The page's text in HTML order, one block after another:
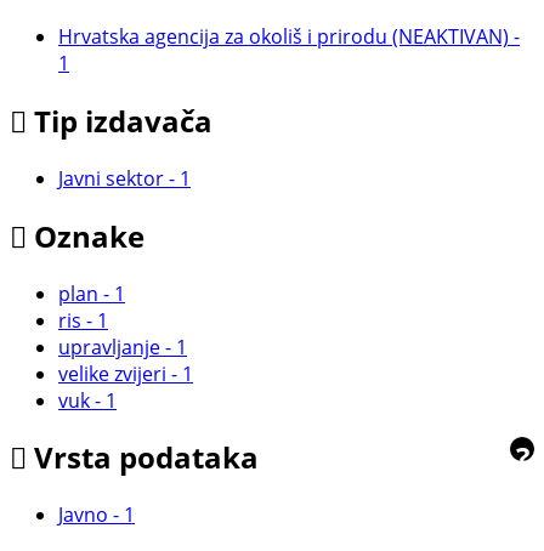
Hrvatska agencija za okoliš i prirodu (NEAKTIVAN) -
1
Tip izdavača
Javni sektor- 1
Oznake
plan - 1
ris - 1
upravljanje- 1
velike zvijeri - 1
vuk- 1
Vrsta podataka ?
Javno - 1